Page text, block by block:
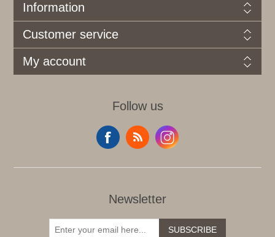
Information
Customer service
My account
Follow us
Newsletter
SUBSCRIBE